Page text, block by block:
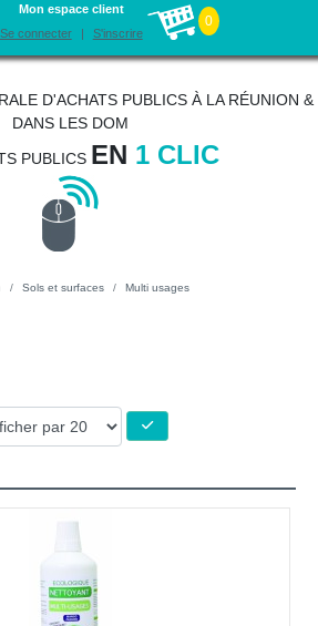
Mon espace client
Se connecter
S'inscrire
0
D'ACHATS PUBLICS À LA RÉUNION &
DANS LES DOM
PUBLICS EN 1 CLIC
Sols et surfaces Multi usages